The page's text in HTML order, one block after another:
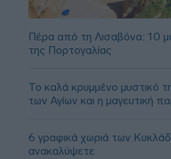
Πέρα από τη Λισαβόνα: 10
της Πορτογαλίας
Το καλά κρυμμένο μυστικό
των Αγίων και η μαγευτική
6 γραφικά χωριά των
ανακαλύψετε